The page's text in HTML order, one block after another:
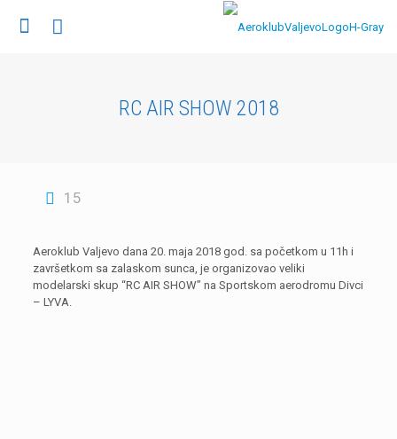
RC AIR SHOW 2018
15
Aeroklub Valjevo dana 20. maja 2018 god. sa početkom u 11h i
završetkom sa zalaskom sunca, je organizovao veliki
modelarski skup “RC AIR SHOW” na Sportskom aerodromu Divci
– LYVA.